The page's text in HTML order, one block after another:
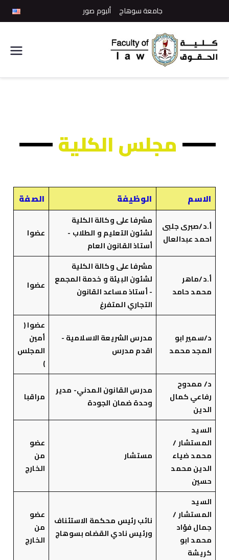
جامعة سوهاج ألبوم صور
الحقوق
مجلس الكلية
الاسم الوظيفة الصفة
أ.د/صبرى جلبى
احمد عبدالعال
مشرفا على وكالة الكلية
لشئون التعليم و الطلاب -
أستاذ القانون العام
عضوا
أ.د/ماهر
محمد حامد
مشرفا على وكالة الكلية
لشئون البيئة و خدمة المجمع
- أستاذ مساعد القانون
التجاري المتفرغ
عضوا
د/سمير ابو
المجد محمد
مدرس الشريعة الاسلامية -
اقدم مدرس
عضوا (
أمين
المجلس
)
د/ ممدوح
رفاعي كمال
الدين
مدرس القانون المدني- مدير
وحدة ضمان الجودة
مراقبا
السيد
المستشار /
محمد ضياء
الدين محمد
حسين
مستشار
عضو
من
الخارج
السيد
المستشار /
جمال فؤاد
محمد ابو
كريشة
نائب رئيس محكمة الاستئناف
ورئيس نادي القضاه بسوهاج
عضو
من
الخارج